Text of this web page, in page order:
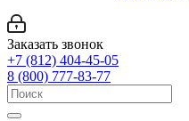
Заказать звонок
+7 (812) 404-45-05
8 (800) 777-83-77